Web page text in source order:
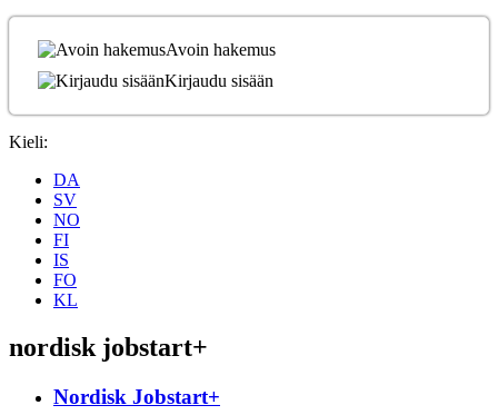
Avoin hakemus
Kirjaudu sisään
Kieli:
DA
SV
NO
FI
IS
FO
KL
nordisk jobstart+
Nordisk Jobstart+